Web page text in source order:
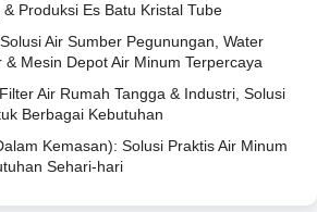
Produksi Es Batu Kristal Tube
Air Sumber Pegunungan, Water
Mesin Depot Air Minum Terpercaya
Air Rumah Tangga & Industri, Solusi
Berbagai Kebutuhan
Kemasan): Solusi Praktis Air Minum
Sehari-hari